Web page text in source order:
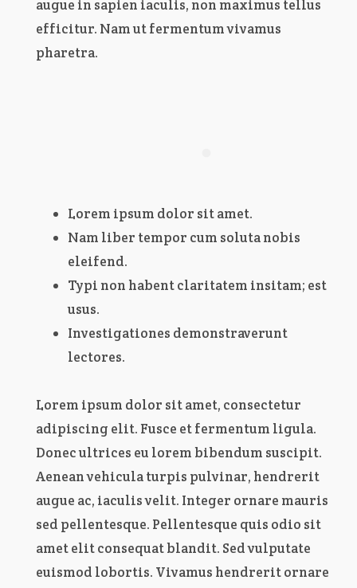
augue in sapien iaculis, non maximus tellus
efficitur. Nam ut fermentum vivamus
pharetra.
Lorem ipsum dolor sit amet.
Nam liber tempor cum soluta nobis
eleifend.
Typi non habent claritatem insitam; est
usus.
Investigationes demonstraverunt
lectores.
Lorem ipsum dolor sit amet, consectetur
adipiscing elit. Fusce et fermentum ligula.
Donec ultrices eu lorem bibendum suscipit.
Aenean vehicula turpis pulvinar, hendrerit
augue ac, iaculis velit. Integer ornare mauris
sed pellentesque. Pellentesque quis odio sit
amet elit consequat blandit. Sed vulputate
euismod lobortis. Vivamus hendrerit ornare